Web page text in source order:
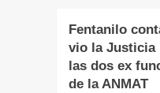
Fentanilo
vio la Justicia
las dos ex
de la ANMAT